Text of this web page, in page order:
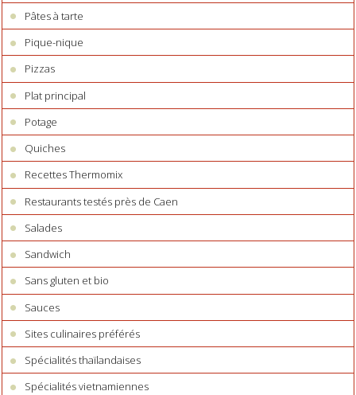
Pâtes à tarte
Pique-nique
Pizzas
Plat principal
Potage
Quiches
Recettes Thermomix
Restaurants testés près de Caen
Salades
Sandwich
Sans gluten et bio
Sauces
Sites culinaires préférés
Spécialités thaïlandaises
Spécialités vietnamiennes